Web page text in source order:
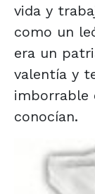
vida y
como un
era un
valentía y
imborrable
conocían.